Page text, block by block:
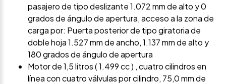
pasajero de tipo deslizante 1.072 mm de alto y 0
grados de ángulo de apertura, acceso a la zona de
carga por: Puerta posterior de tipo giratoria de
doble hoja 1.527 mm de ancho, 1.137 mm de alto y
180 grados de ángulo de apertura
Motor de 1,5 litros ( 1.499 cc ) , cuatro cilindros en
línea con cuatro válvulas por cilindro, 75,0 mm de